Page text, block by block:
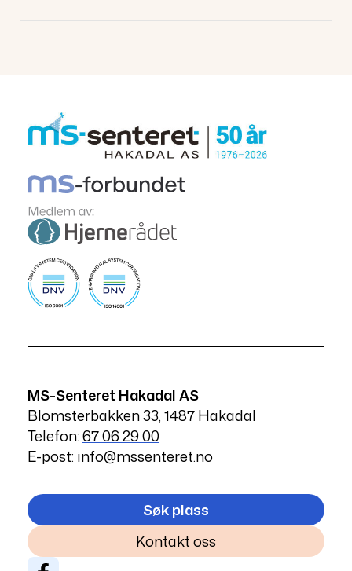
MS-Senteret Hakadal AS
Blomsterbakken 33, 1487 Hakadal
Telefon:67 06 29 00
E-post: info@mssenteret.no
Søk plass
Kontakt oss